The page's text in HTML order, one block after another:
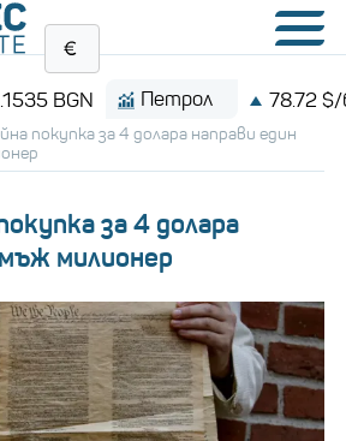
Петрол 78.72 $/барел
покупка за 4 долара направи един
за 4 долара
милионер